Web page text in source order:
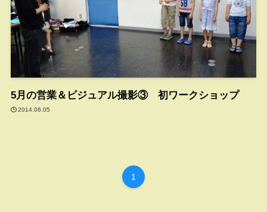
5月の営業＆ビジュアル撮影③ 初ワークショップ
2014.06.05
1